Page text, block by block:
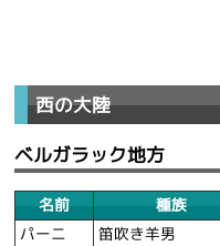
西の大陸
ベルガラック地方
名前 種族
パーニ
笛吹き羊男